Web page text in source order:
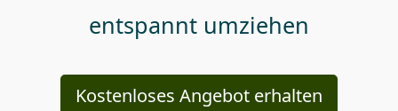
entspannt umziehen
Kostenloses Angebot erhalten